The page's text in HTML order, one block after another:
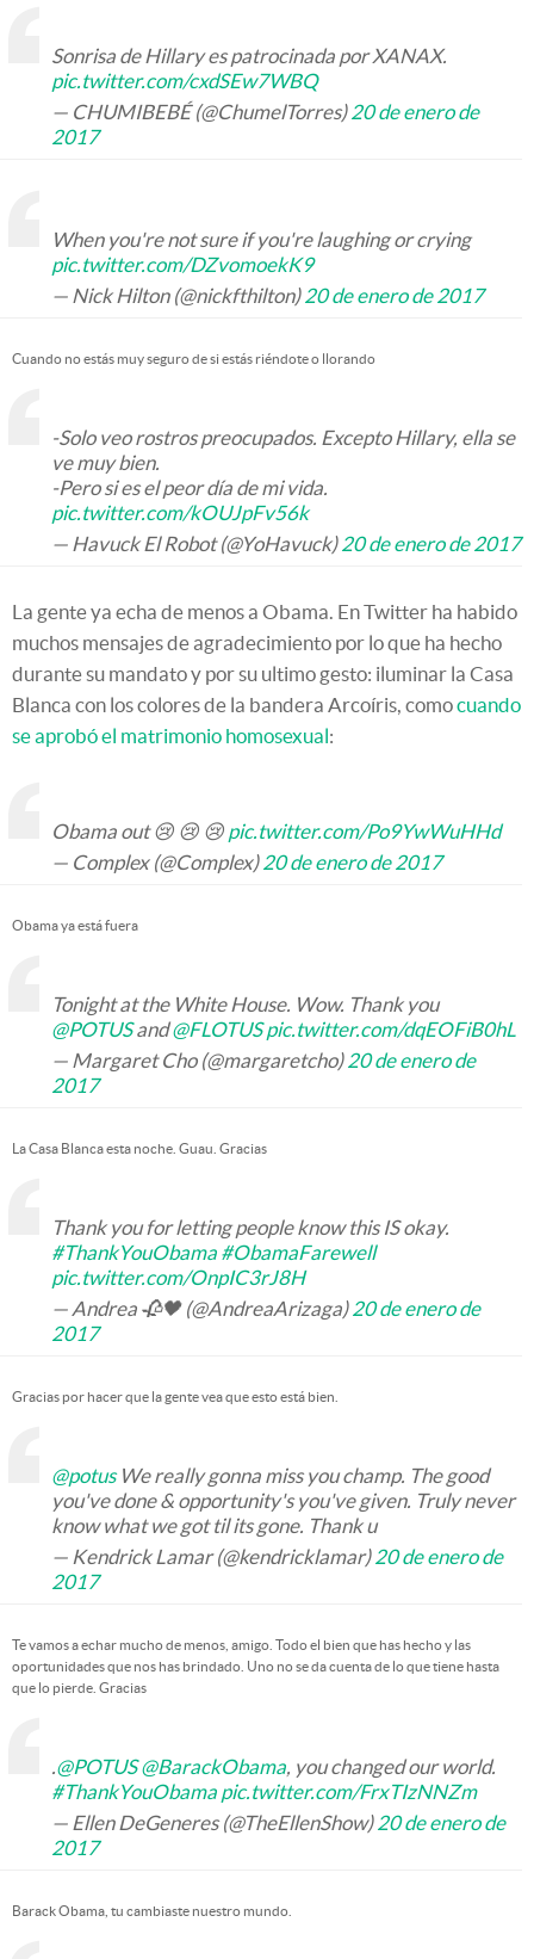
Sonrisa de Hillary es patrocinada por XANAX.
pic.twitter.com/cxdSEw7WBQ
— CHUMIBEBÉ (@ChumelTorres)20 de enero de
2017
When you're not sure if you're laughing or crying
pic.twitter.com/DZvomoekK9
— Nick Hilton (@nickfthilton)20 de enero de 2017
Cuando no estás muy seguro de si estás riéndote o llorando
-Solo veo rostros preocupados. Excepto Hillary, ella se
ve muy bien.
-Pero si es el peor día de mi vida.
pic.twitter.com/kOUJpFv56k
— Havuck El Robot (@YoHavuck)20 de enero de 2017
La gente ya echa de menos a Obama. En Twitter ha habido
muchos mensajes de agradecimiento por lo que ha hecho
durante su mandato y por su ultimo gesto: iluminar la Casa
Blanca con los colores de la bandera Arcoíris, comocuando
se aprobó el matrimonio homosexual:
Obama out 😢 😢 😢 pic.twitter.com/Po9YwWuHHd
— Complex (@Complex)20 de enero de 2017
Obama ya está fuera
Tonight at the White House. Wow. Thank you
@POTUSand@FLOTUS pic.twitter.com/dqEOFiB0hL
— Margaret Cho (@margaretcho)20 de enero de
2017
La Casa Blanca esta noche. Guau. Gracias
Thank you for letting people know this IS okay.
#ThankYouObama #ObamaFarewell
pic.twitter.com/OnpIC3rJ8H
— Andrea 🥀🖤 (@AndreaArizaga)20 de enero de
2017
Gracias por hacer que la gente vea que esto está bien.
@potusWe really gonna miss you champ. The good
you've done & opportunity's you've given. Truly never
know what we got til its gone. Thank u
— Kendrick Lamar (@kendricklamar)20 de enero de
2017
Te vamos a echar mucho de menos, amigo. Todo el bien que has hecho y las
oportunidades que nos has brindado. Uno no se da cuenta de lo que tiene hasta
que lo pierde. Gracias
.@POTUS @BarackObama, you changed our world.
#ThankYouObama pic.twitter.com/FrxTIzNNZm
— Ellen DeGeneres (@TheEllenShow)20 de enero de
2017
Barack Obama, tu cambiaste nuestro mundo.